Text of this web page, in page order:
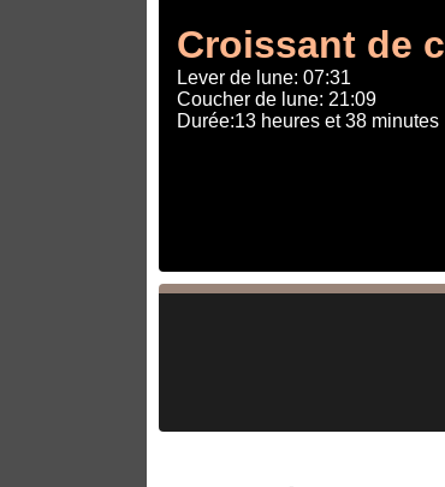
Croissant de
Lever de lune: 07:31
Coucher de lune: 21:09
Durée:13 heures et 38 minutes